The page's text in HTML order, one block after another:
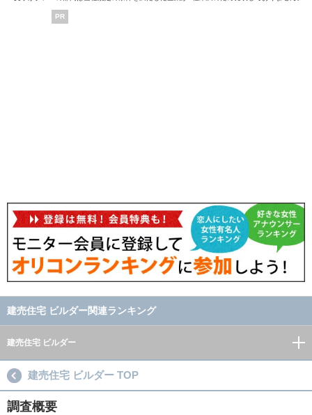
PR
建売住宅 ビルダー関連ランキング
建売住宅 ビルダー
建売住宅 ビルダー TOP
調査概要